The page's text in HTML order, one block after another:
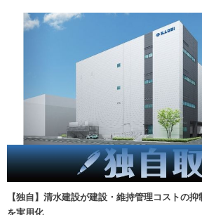
【独自】清水建設が建設・維持管理コストの
を実用化